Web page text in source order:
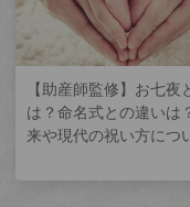
【助産師監修】お七夜
は？命名式との違いは
来や現代の祝い方につ